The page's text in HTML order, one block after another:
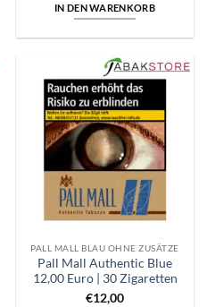
IN DEN WARENKORB
PALL MALL BLAU OHNE ZUSÄTZE
Pall Mall Authentic Blue
12,00 Euro | 30 Zigaretten
€12,00